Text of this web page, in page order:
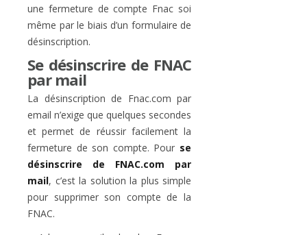
une fermeture de compte Fnac soi
même par le biais d’un formulaire de
désinscription.
Se désinscrire de FNAC
par mail
La désinscription de Fnac.com par
email n’exige que quelques secondes
et permet de réussir facilement la
fermeture de son compte. Pour se
désinscrire de FNAC.com par
mail, c’est la solution la plus simple
pour supprimer son compte de la
FNAC.